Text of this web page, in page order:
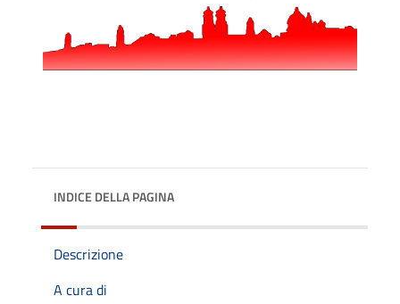
INDICE DELLA PAGINA
Descrizione
A cura di